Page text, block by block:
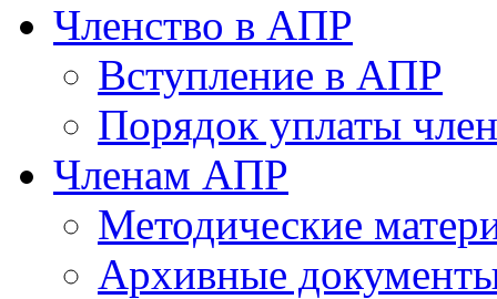
Членство в АПР
Вступление в АПР
Порядок уплаты
Членам АПР
Методические
Архивные